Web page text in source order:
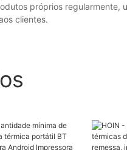
próprios
clientes.